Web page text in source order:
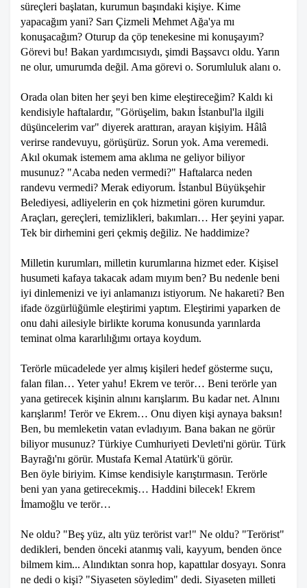
süreçleri başlatan, kurumun başındaki kişiye. Kime
yapacağım yani? Sarı Çizmeli Mehmet Ağa'ya mı
konuşacağım? Oturup da çöp tenekesine mi konuşayım?
Görevi bu! Bakan yardımcısıydı, şimdi Başsavcı oldu. Yarın
ne olur, umurumda değil. Ama görevi o. Sorumluluk alanı o.
Orada olan biten her şeyi ben kime eleştireceğim? Kaldı ki
kendisiyle haftalardır, "Görüşelim, bakın İstanbul'la ilgili
düşüncelerim var" diyerek arattıran, arayan kişiyim. Hâlâ
verirse randevuyu, görüşürüz. Sorun yok. Ama veremedi.
Akıl okumak istemem ama aklıma ne geliyor biliyor
musunuz? "Acaba neden vermedi?" Haftalarca neden
randevu vermedi? Merak ediyorum. İstanbul Büyükşehir
Belediyesi, adliyelerin en çok hizmetini gören kurumdur.
Araçları, gereçleri, temizlikleri, bakımları… Her şeyini yapar.
Tek bir dirhemini geri çekmiş değiliz. Ne haddimize?
Milletin kurumları, milletin kurumlarına hizmet eder. Kişisel
husumeti kafaya takacak adam mıyım ben? Bu nedenle beni
iyi dinlemenizi ve iyi anlamanızı istiyorum. Ne hakareti? Ben
ifade özgürlüğümle eleştirimi yaptım. Eleştirimi yaparken de
onu dahi ailesiyle birlikte koruma konusunda yarınlarda
teminat olma kararlılığımı ortaya koydum.
Terörle mücadelede yer almış kişileri hedef gösterme suçu,
falan filan… Yeter yahu! Ekrem ve terör… Beni terörle yan
yana getirecek kişinin alnını karışlarım. Bu kadar net. Alnını
karışlarım! Terör ve Ekrem… Onu diyen kişi aynaya baksın!
Ben, bu memleketin vatan evladıyım. Bana bakan ne görür
biliyor musunuz? Türkiye Cumhuriyeti Devleti'ni görür. Türk
Bayrağı'nı görür. Mustafa Kemal Atatürk'ü görür.
Ben öyle biriyim. Kimse kendisiyle karıştırmasın. Terörle
beni yan yana getirecekmiş… Haddini bilecek! Ekrem
İmamoğlu ve terör…
Ne oldu? "Beş yüz, altı yüz terörist var!" Ne oldu? "Terörist"
dedikleri, benden önceki atanmış vali, kayyum, benden önce
bilmem kim... Alındıktan sonra hop, kapattılar dosyayı. Sonra
ne dedi o kişi? "Siyaseten söyledim" dedi. Siyaseten milleti